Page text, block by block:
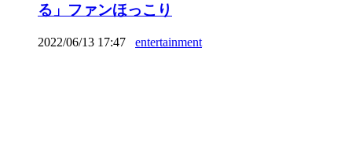
る」ファンほっこり
2022/06/13 17:47 entertainment